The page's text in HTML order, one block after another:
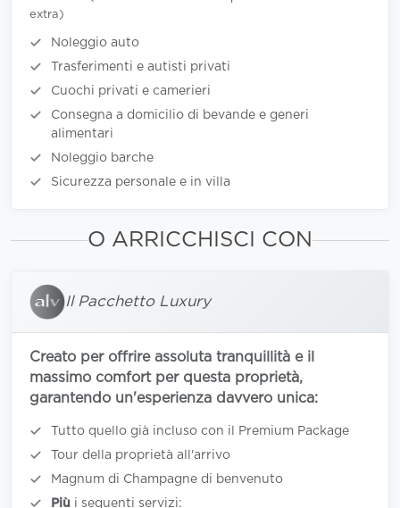
extra)
Noleggio auto
Trasferimenti e autisti privati
Cuochi privati e camerieri
Consegna a domicilio di bevande e generi
alimentari
Noleggio barche
Sicurezza personale e in villa
O ARRICCHISCI CON
Il Pacchetto Luxury
Creato per offrire assoluta tranquillità e il
massimo comfort per questa proprietà,
garantendo un'esperienza davvero unica:
Tutto quello già incluso con il Premium Package
Tour della proprietà all'arrivo
Magnum di Champagne di benvenuto
Più i seguenti servizi: